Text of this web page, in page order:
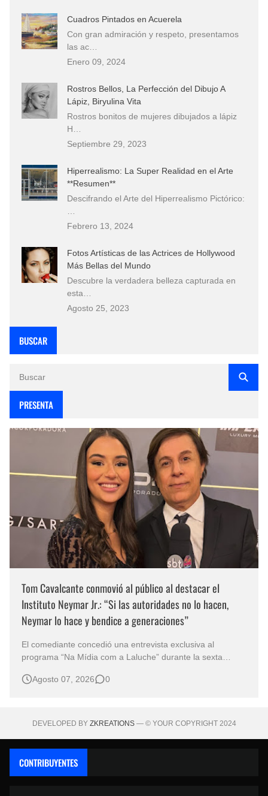
Cuadros Pintados en Acuerela
Con gran admiración y respeto, presentamos
las ac…
Enero 09, 2024
Rostros Bellos, La Perfección del Dibujo A
Lápiz, Biryulina Vita
Rostros bonitos de mujeres dibujados a lápiz
H…
Septiembre 29, 2023
Hiperrealismo: La Super Realidad en el Arte
**Resumen**
Descifrando el Arte del Hiperrealismo Pictórico:
Febrero 13, 2024
Fotos Artísticas de las Actrices de Hollywood
Más Bellas del Mundo
Descubre la verdadera belleza capturada en
esta…
Agosto 25, 2023
BUSCAR
PRESENTA
Tom Cavalcante conmovió al público al destacar el
Instituto Neymar Jr.: “Si las autoridades no lo hacen,
Neymar lo hace y bendice a generaciones”
El comediante concedió una entrevista exclusiva al
programa “Na Mídia com a Laluche” durante la sexta
eventos benéficos más importantes de Brasil. En medio del
Agosto 07, 2026 0
DEVELOPED BY ZKREATIONS— © YOUR COPYRIGHT 2024
CONTRIBUYENTES